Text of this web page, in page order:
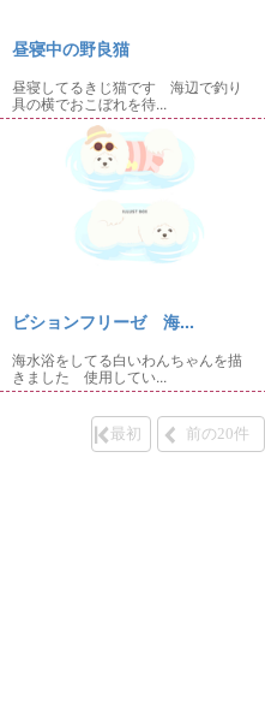
昼寝中の野良猫
昼寝してるきじ猫です 海辺で釣り
具の横でおこぼれを待...
ビションフリーゼ 海...
海水浴をしてる白いわんちゃんを描
きました 使用してい...
最初 前の20件